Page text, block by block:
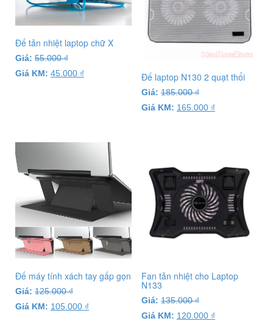
Đế tản nhiệt laptop chữ X
Giá: 55.000₫
Giá KM: 45.000 ₫ Đế laptop N130 2 quạt thổi
Giá: 185.000₫
Giá KM: 165.000 ₫
Đế máy tính xách tay gấp gọn
Giá: 125.000₫
Giá KM: 105.000 ₫
Fan tản nhiệt cho Laptop
N133
Giá: 135.000₫
Giá KM: 120.000 ₫